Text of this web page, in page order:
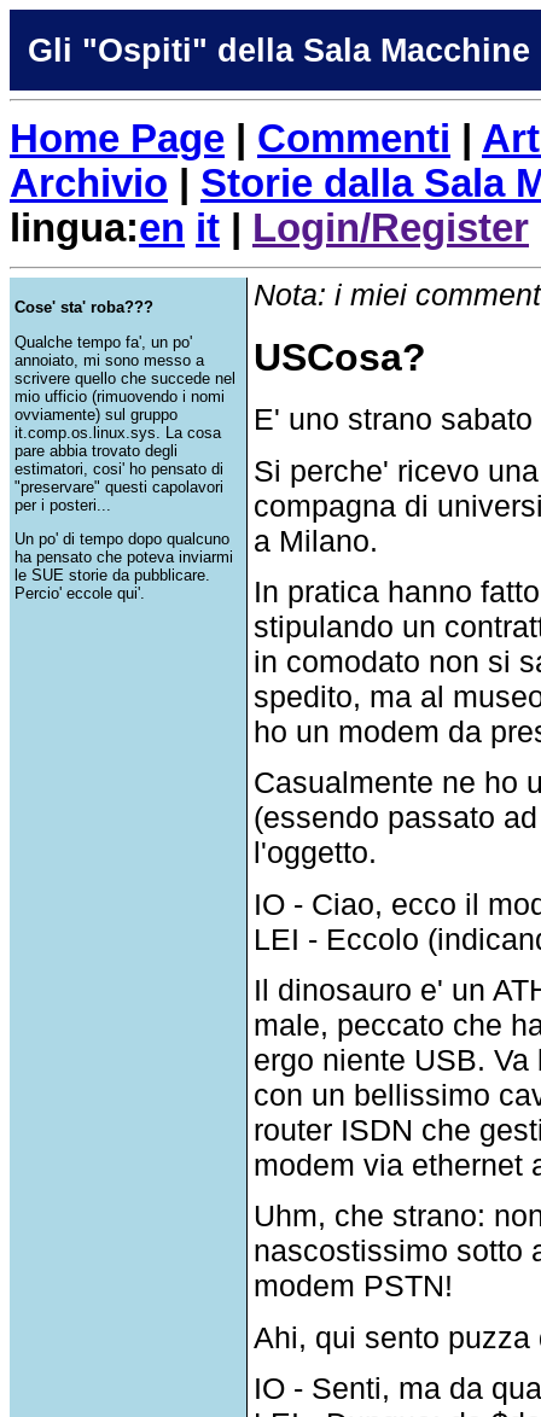
Gli "Ospiti" della Sala Macchine
Home Page Commenti
Archivio
Storie dalla Sala
lingua:en it Login/Register
Cose' sta' roba???
Qualche tempo fa', un po'
annoiato, mi sono messo a
scrivere quello che succede nel
mio ufficio (rimuovendo i nomi
ovviamente) sul gruppo
it.comp.os.linux.sys. La cosa
pare abbia trovato degli
estimatori, cosi' ho pensato di
"preservare" questi capolavori
per i posteri...
Un po' di tempo dopo qualcuno
ha pensato che poteva inviarmi
le SUE storie da pubblicare.
Percio' eccole qui'.
Nota: i miei
USCosa?
E' uno strano
Si perche' ricevo
compagna di
a Milano.
In pratica hanno
stipulando un
in comodato non si
spedito, ma al
ho un modem da
Casualmente ne ho
(essendo passato
l'oggetto.
IO - Ciao, ecco il
LEI - Eccolo
Il dinosauro e' un
male, peccato che
ergo niente USB.
con un bellissimo
router ISDN che
modem via ethernet
Uhm, che strano:
nascostissimo sotto
modem PSTN!
Ahi, qui sento puzza
IO - Senti, ma da